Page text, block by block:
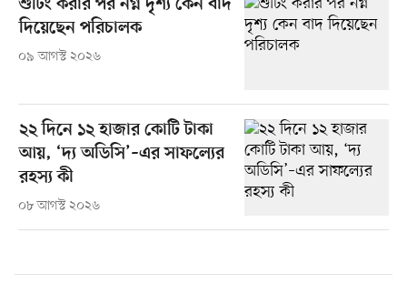
শুটিং করার পর নগ্ন দৃশ্য কেন বাদ
দিয়েছেন পরিচালক
০৯ আগস্ট ২০২৬
২২ দিনে ১২ হাজার কোটি টাকা
আয়, ‘দ্য অডিসি’–এর সাফল্যের
রহস্য কী
০৮ আগস্ট ২০২৬